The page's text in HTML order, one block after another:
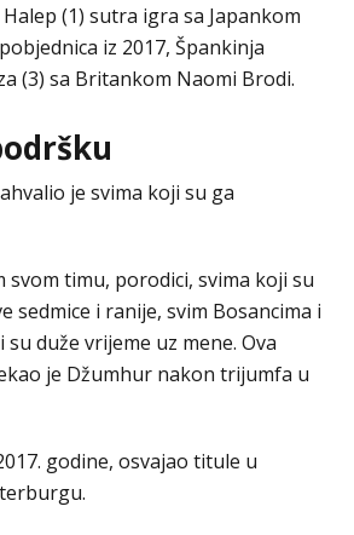
(1) sutra igra sa Japankom
iz 2017, Špankinja
(3) sa Britankom Naomi Brodi.
je svima koji su ga
svom timu, porodici, svima koji su
sedmice i ranije, svim Bosancima i
duže vrijeme uz mene. Ova
je Džumhur nakon trijumfa u
godine, osvajao titule u